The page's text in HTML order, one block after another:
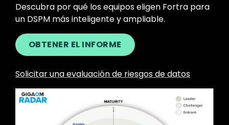
Descubra por qué los equipos eligen Fortra para
un DSPM más inteligente y ampliable.
OBTENER EL INFORME
Solicitar una evaluación de riesgos de datos
Image